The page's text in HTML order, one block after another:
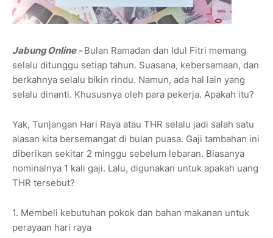
Jabung Online - Bulan Ramadan dan Idul Fitri memang
selalu ditunggu setiap tahun. Suasana, kebersamaan, dan
berkahnya selalu bikin rindu. Namun, ada hal lain yang
selalu dinanti. Khususnya oleh para pekerja. Apakah itu?
Yak, Tunjangan Hari Raya atau THR selalu jadi salah satu
alasan kita bersemangat di bulan puasa. Gaji tambahan ini
diberikan sekitar 2 minggu sebelum lebaran. Biasanya
nominalnya 1 kali gaji. Lalu, digunakan untuk apakah uang
THR tersebut?
1. Membeli kebutuhan pokok dan bahan makanan untuk
perayaan hari raya